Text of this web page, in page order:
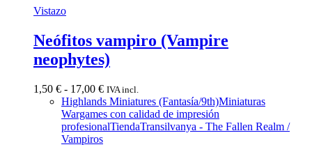
Vistazo
Neófitos vampiro (Vampire
neophytes)
1,50 € - 17,00 €Rango
de
precios:
desde
IVA incl.
Highlands Miniatures (Fantasía/9th)Miniaturas
Wargames con calidad de impresión
profesionalTiendaTransilvanya - The Fallen Realm /
Vampiros